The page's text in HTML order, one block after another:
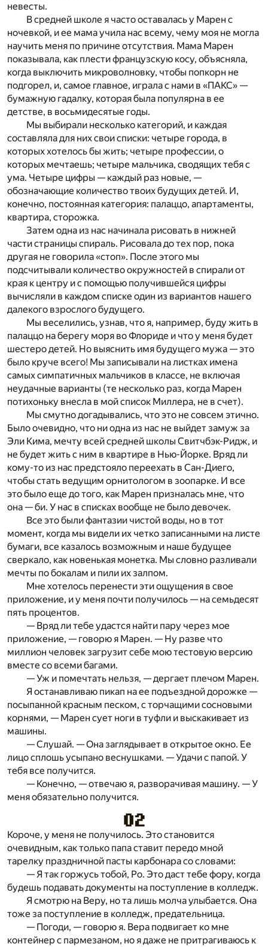
невесты.
В средней школе я часто оставалась у Марен с
ночевкой, и ее мама учила нас всему, чему моя не могла
научить меня по причине отсутствия. Мама Марен
показывала, как плести французскую косу, объясняла,
когда выключить микроволновку, чтобы попкорн не
подгорел, и, самое главное, играла с нами в «ПАКС» —
бумажную гадалку, которая была популярна в ее
детстве, в восьмидесятые годы.
Мы выбирали несколько категорий, и каждая
составляла для них свои списки: четыре города, в
которых хотелось бы жить; четыре профессии, о
которых мечтаешь; четыре мальчика, сводящих тебя с
ума. Четыре цифры — каждый раз новые, —
обозначающие количество твоих будущих детей. И,
конечно, постоянная категория: палаццо, апартаменты,
квартира, сторожка.
Затем одна из нас начинала рисовать в нижней
части страницы спираль. Рисовала до тех пор, пока
другая не говорила «стоп». После этого мы
подсчитывали количество окружностей в спирали от
края к центру и с помощью получившейся цифры
вычисляли в каждом списке один из вариантов нашего
далекого взрослого будущего.
Мы веселились, узнав, что я, например, буду жить в
палаццо на берегу моря во Флориде и что у меня будет
шестеро детей. Но выяснить имя будущего мужа — это
было круче всего! Мы записывали на листках имена
самых симпатичных мальчиков в классе, не включая
неудачные варианты (те несколько раз, когда Марен
потихоньку внесла в мой список Миллера, не в счет).
Мы смутно догадывались, что это не совсем этично.
Было очевидно, что ни одна из нас не выйдет замуж за
Эли Кима, мечту всей средней школы Свитчбэк-Ридж, и
не будет жить с ним в квартире в Нью-Йорке. Вряд ли
кому-то из нас предстояло переехать в Сан-Диего,
чтобы стать ведущим орнитологом в зоопарке. И все
это было еще до того, как Марен призналась мне, что
она — би. У нас в списках вообще не было девочек.
Все это были фантазии чистой воды, но в тот
момент, когда мы видели их четко записанными на листе
бумаги, все казалось возможным и наше будущее
сверкало, как новенькая монетка. Мы словно разливали
мечты по бокалам и пили их залпом.
Мне хотелось перенести эти ощущения в свое
приложение, и у меня почти получилось — на семьдесят
пять процентов.
— Вряд ли тебе удастся найти пару через мое
приложение, — говорю я Марен. — Ну разве что
миллион человек загрузит себе мою тестовую версию
вместе со всеми багами.
— Уж и помечтать нельзя, — дергает плечом Марен.
Я останавливаю пикап на ее подъездной дорожке —
посыпанной красным песком, с торчащими сосновыми
корнями, — Марен сует ноги в туфли и выскакивает из
машины.
— Слушай. — Она заглядывает в открытое окно. Ее
лицо сплошь усыпано веснушками. — Удачи с папой. У
тебя все получится.
— Конечно, — отвечаю я, разворачивая машину. — У
меня обязательно получится.
Короче, у меня не получилось. Это становится
очевидным, как только папа ставит передо мной
тарелку праздничной пасты карбонара со словами:
— Я так горжусь тобой, Ро. Это даст тебе фору, когда
будешь подавать документы на поступление в колледж.
Я смотрю на Веру, но та лишь молча улыбается. Она
тоже за поступление в колледж, предательница.
— Погоди, — говорю я. Вера подвигает ко мне
контейнер с пармезаном, но я даже не притрагиваюсь к